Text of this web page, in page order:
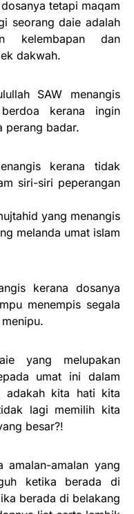
tetapi maqam
seorang daie adalah
kelembapan dan
dakwah.
SAW menangis
kerana ingin
perang badar.
kerana tidak
siri-siri peperangan
yang menangis
melanda umat islam
kerana dosanya
menempis segala
yang melupakan
umat ini dalam
adakah kita hati kita
lagi memilih kita
besar?!
amalan yang
ketika berada di
berada di belakang